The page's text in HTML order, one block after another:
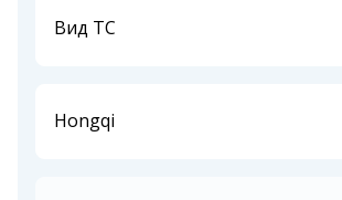
Вид ТС
Hongqi